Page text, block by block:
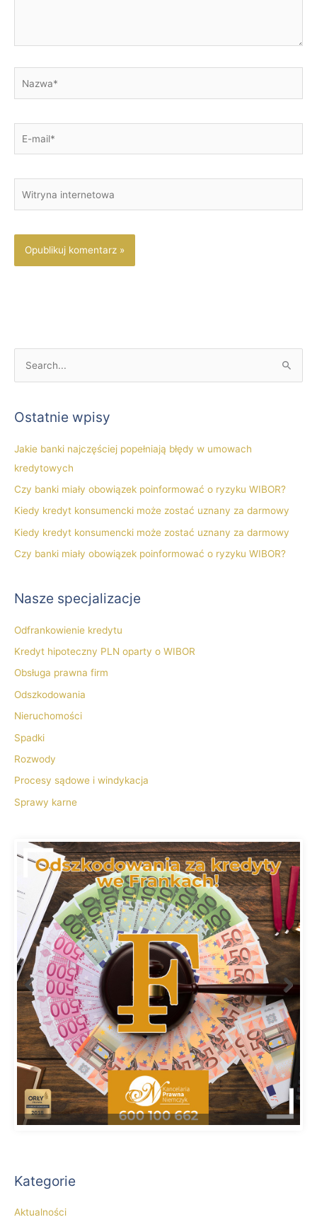
mail*
internetowa
k
a
j
Ostatnie wpisy
Jakie banki najczęściej popełniają błędy w umowach
kredytowych
Czy banki miały obowiązek poinformować o ryzyku WIBOR?
Kiedy kredyt konsumencki może zostać uznany za darmowy
Kiedy kredyt konsumencki może zostać uznany za darmowy
Czy banki miały obowiązek poinformować o ryzyku WIBOR?
Nasze specjalizacje
Odfrankowienie kredytu
Kredyt hipoteczny PLN oparty o WIBOR
Obsługa prawna firm
Odszkodowania
Nieruchomości
Spadki
Rozwody
Procesy sądowe i windykacja
Sprawy karne
Kategorie
Aktualności